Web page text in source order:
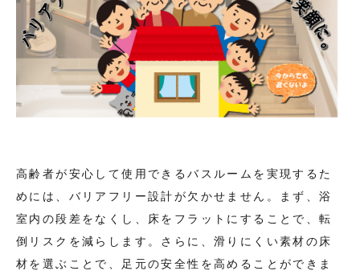
高齢者が安心して使用できるバスルームを実現するた
めには、バリアフリー設計が欠かせません。まず、浴
室内の段差をなくし、床をフラットにすることで、転
倒リスクを減らします。さらに、滑りにくい素材の床
材を選ぶことで、足元の安全性を高めることができま